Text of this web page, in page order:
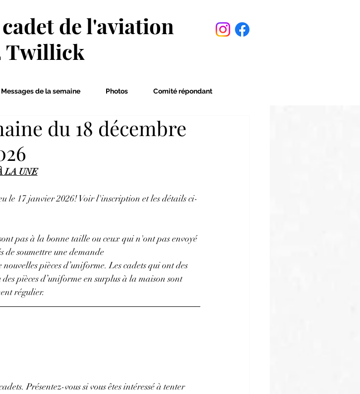
de l'aviation
Twillick
Messages de la semaine Photos Comité répondant
du 18 décembre
LA UNE
le 17 janvier 2026! Voir l'inscription et les détails ci-
pas à la bonne taille ou ceux qui n'ont pas envoyé
de soumettre une demande
nouvelles pièces d’uniforme. Les cadets qui ont des
pièces d’uniforme en surplus à la maison sont
régulier.
Présentez-vous si vous êtes intéressé à tenter